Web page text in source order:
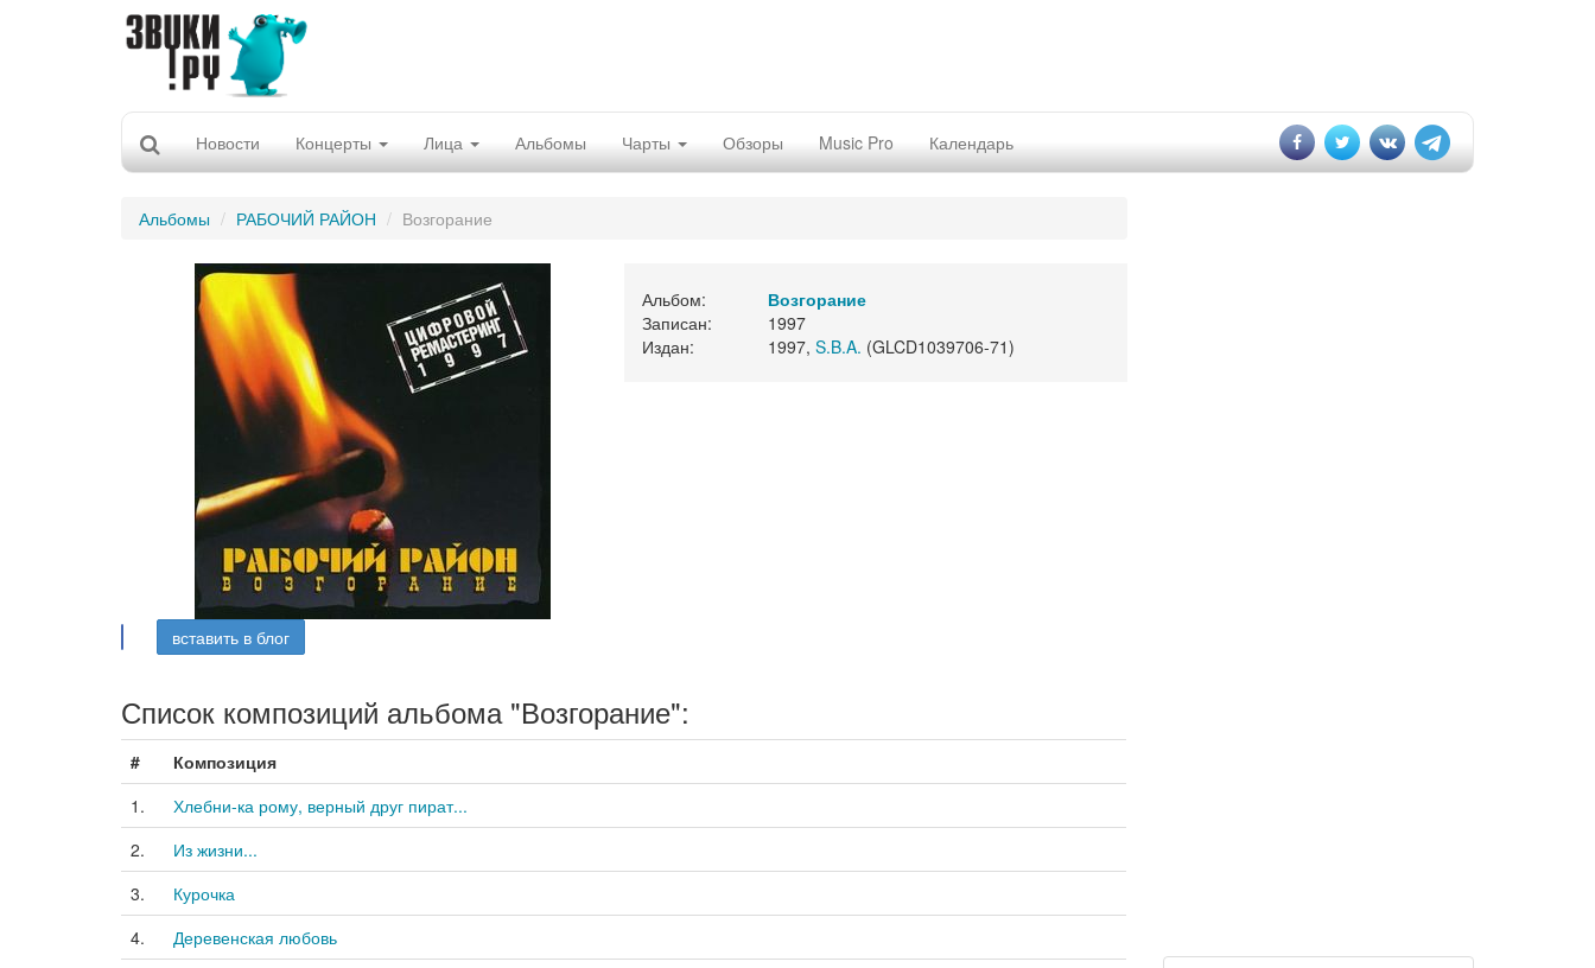
Новости Концерты Лица Альбомы Чарты Обзоры Music Pro Календарь
Альбомы РАБОЧИЙ РАЙОН Возгорание
Альбом:
Возгорание
Записан:
1997
Издан:
1997, S.B.A. (GLCD1039706-71)
вставить в блог
Список композиций альбома "Возгорание":
#
Композиция
1.
Хлебни-ка рому, верный друг пират...
2.
Из жизни...
3.
Курочка
4.
Деревенская любовь